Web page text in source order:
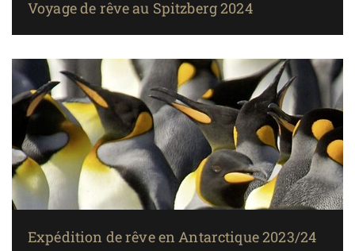
Voyage de rêve au Spitzberg 2024
Expédition de rêve en Antarctique 2023/24